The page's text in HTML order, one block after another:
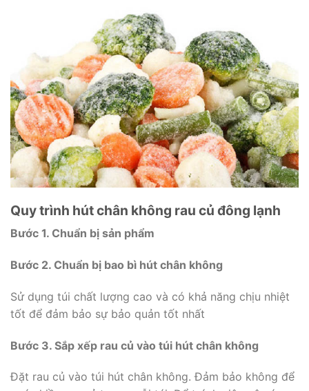
Quy trình hút chân không rau củ đông lạnh
Bước 1. Chuẩn bị sản phẩm
Bước 2. Chuẩn bị bao bì hút chân không
Sử dụng túi chất lượng cao và có khả năng chịu nhiệt
tốt để đảm bảo sự bảo quản tốt nhất
Bước 3. Sắp xếp rau củ vào túi hút chân không
Đặt rau củ vào túi hút chân không. Đảm bảo không để